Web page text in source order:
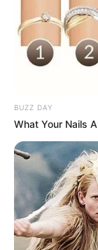
BUZZ DAY
What Your Nails